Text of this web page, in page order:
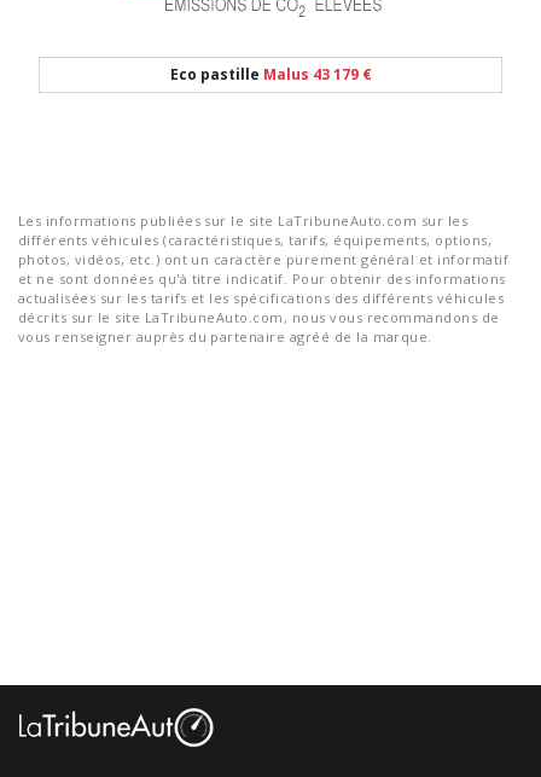
Eco pastille Malus 43 179 €
Les informations publiées sur le site LaTribuneAuto.com sur les
différents véhicules (caractéristiques, tarifs, équipements, options,
photos, vidéos, etc.) ont un caractère purement général et informatif
et ne sont données qu'à titre indicatif. Pour obtenir des informations
actualisées sur les tarifs et les spécifications des différents véhicules
décrits sur le site LaTribuneAuto.com, nous vous recommandons de
vous renseigner auprès du partenaire agréé de la marque.